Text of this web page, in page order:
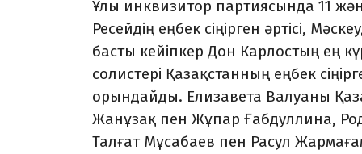
Ұлы инквизитор партиясында 11
Ресейдің еңбек сіңірген әртісі,
басты кейіпкер Дон Карлостың ең
солистері Қазақстанның еңбек
орындайды. Елизавета Валуаны
Жанұзақ пен Жұпар Ғабдуллина,
Талғат Мұсабаев пен Расул